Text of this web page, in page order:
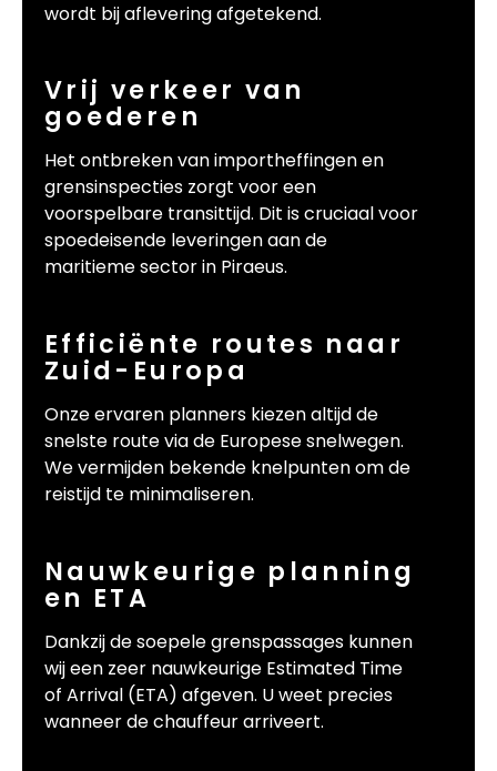
wordt bij aflevering afgetekend.
Vrij verkeer van
goederen
Het ontbreken van importheffingen en
grensinspecties zorgt voor een
voorspelbare transittijd. Dit is cruciaal voor
spoedeisende leveringen aan de
maritieme sector in Piraeus.
Efficiënte routes naar
Zuid-Europa
Onze ervaren planners kiezen altijd de
snelste route via de Europese snelwegen.
We vermijden bekende knelpunten om de
reistijd te minimaliseren.
Nauwkeurige planning
en ETA
Dankzij de soepele grenspassages kunnen
wij een zeer nauwkeurige Estimated Time
of Arrival (ETA) afgeven. U weet precies
wanneer de chauffeur arriveert.